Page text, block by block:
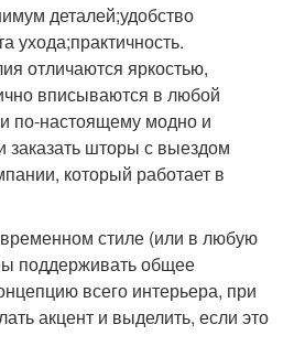
деталей;удобство
ухода;практичность.
отличаются яркостью,
вписываются в любой
по-настоящему модно и
заказать шторы с выездом
который работает в
стиле (или в любую
поддерживать общее
всего интерьера, при
акцент и выделить, если это